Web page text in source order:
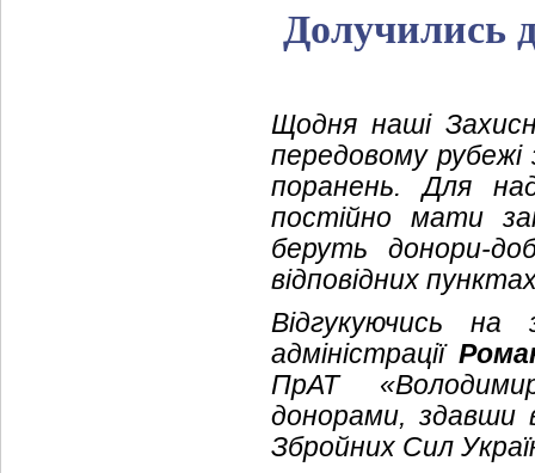
Долучились
Щодня наші
передовому
поранень. Для
постійно мати
беруть донори-
відповідних
Відгукуючись на
адміністрації
ПрАТ
донорами, здавши
Збройних Сил